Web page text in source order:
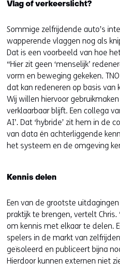
Vlag of verkeerslicht?
Sommige zelfrijdende auto’s
wapperende vlaggen nog als
Dat is een voorbeeld van hoe
“Hier zit geen ‘menselijk’
vorm en beweging gekeken.
dat kan redeneren op basis van
Wij willen hiervoor
verklaarbaar blijft. Een collega
AI’. Dat ‘hybride’ zit hem in de
van data én achterliggende
het systeem en de omgeving
Kennis delen
Een van de grootste
praktijk te brengen, vertelt Chris.
om kennis met elkaar te delen.
spelers in de markt van
geïsoleerd en publiceert bijna
Hierdoor kunnen externen niet